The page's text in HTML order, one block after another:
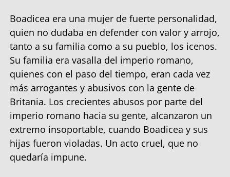
Boadicea era una mujer de fuerte personalidad,
quien no dudaba en defender con valor y arrojo,
tanto a su familia como a su pueblo, los icenos.
Su familia era vasalla del imperio romano,
quienes con el paso del tiempo, eran cada vez
más arrogantes y abusivos con la gente de
Britania. Los crecientes abusos por parte del
imperio romano hacia su gente, alcanzaron un
extremo insoportable, cuando Boadicea y sus
hijas fueron violadas. Un acto cruel, que no
quedaría impune.